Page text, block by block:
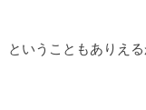
ということもありえる